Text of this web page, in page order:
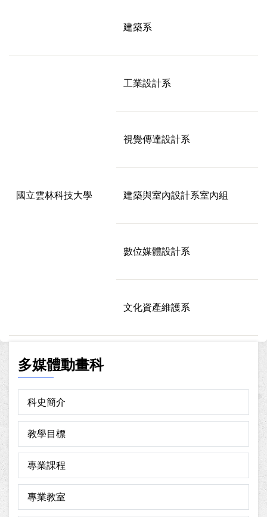
建築系
國立雲林科技大學
工業設計系
視覺傳達設計系
建築與室內設計系室內組
數位媒體設計系
文化資產維護系
多媒體動畫科
科史簡介
教學目標
專業課程
專業教室